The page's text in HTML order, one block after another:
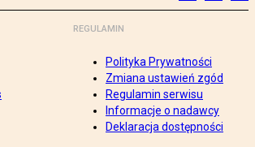
REGULAMIN
Polityka Prywatności
Zmiana ustawień zgód
Regulamin serwisu
Informacje o nadawcy
Deklaracja dostępności